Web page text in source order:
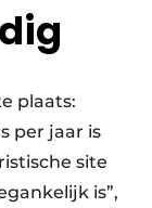
plaats:
per jaar is
site
is”,